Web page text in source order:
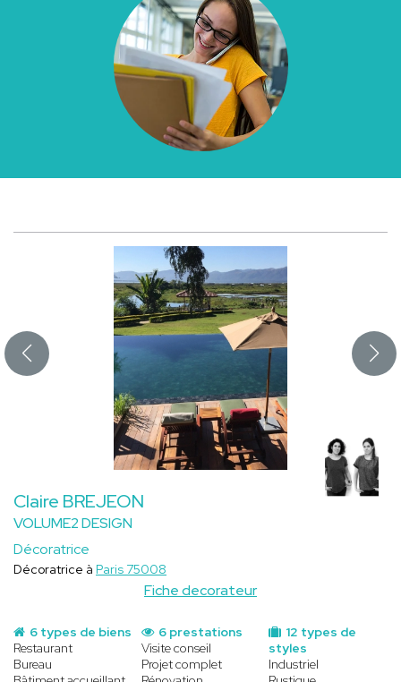
Claire BREJEON
VOLUME2 DESIGN
Décoratrice
Fiche decorateur
Décoratrice à Paris 75008
6 types de biens
Restaurant
Bureau
12 types de
styles
Industriel
6 prestations
Visite conseil
Projet complet